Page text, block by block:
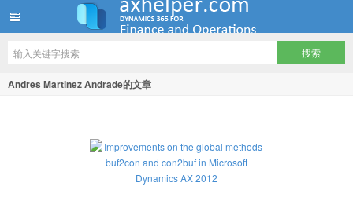
ww12345678 的部落格 | AX Helper
Andres Martinez Andrade的文章